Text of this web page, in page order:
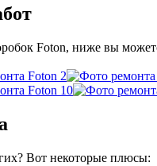
Foton, ниже вы
Вот некоторые плюсы: